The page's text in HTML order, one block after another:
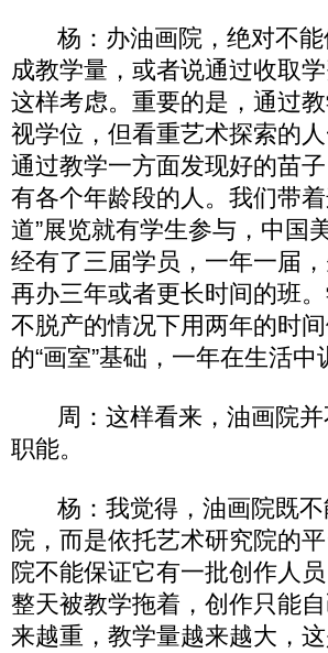
杨：办油画院，绝对不能
成教学量，或者说通过收取
这样考虑。重要的是，通过
视学位，但看重艺术探索的
通过教学一方面发现好的苗
有各个年龄段的人。我们带
道”展览就有学生参与，中国
经有了三届学员，一年一届
再办三年或者更长时间的班
不脱产的情况下用两年的时
的“画室”基础，一年在生活中
周：这样看来，油画院并
职能。
杨：我觉得，油画院既不
院，而是依托艺术研究院的
院不能保证它有一批创作人
整天被教学拖着，创作只能
来越重，教学量越来越大，